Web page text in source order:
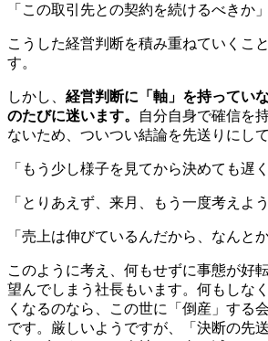
「この取引先との契約を続けるべきか」
こうした経営判断を積み重ねていくこ
す。
しかし、 経営判断に「軸」を持ってい
のたびに迷います。
自分自身で確信を
ないため、ついつい結論を先送りにし
「もう少し様子を見てから決めても遅
「とりあえず、来月、もう一度考えよ
「売上は伸びているんだから、なんと
このように考え、何もせずに事態が好
望んでしまう社長もいます。何もしな
くなるのなら、この世に「倒産」する
です。厳しいようですが、「決断の先